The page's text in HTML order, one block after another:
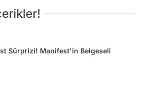
Sürprizi! Manifest'in Belgeseli